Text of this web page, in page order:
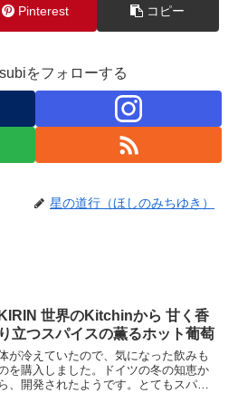
Pinterest コピー
をフォローする
星の道行（ほしのみちゆき）
KIRIN 世界のKitchinから 甘く香
り立つスパイスの薫るホット葡萄
が冷えていたので、気になった飲みも
を購入しました。ドイツの冬の知恵か
ら、開発されたようです。とてもスパイ